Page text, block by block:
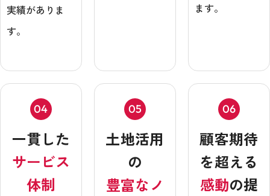
実績がありま
す。
ます。
04
一貫した
サービス
体制
05
土地活用
の
豊富なノ
06
顧客期待
を超える
感動の提